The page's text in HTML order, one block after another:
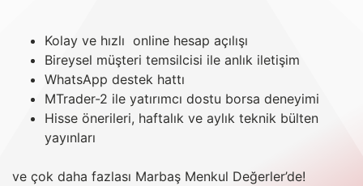
Kolay ve hızlı online hesap açılışı
Bireysel müşteri temsilcisi ile anlık iletişim
WhatsApp destek hattı
MTrader-2 ile yatırımcı dostu borsa deneyimi
Hisse önerileri, haftalık ve aylık teknik bülten
yayınları
ve çok daha fazlası Marbaş Menkul Değerler’de!